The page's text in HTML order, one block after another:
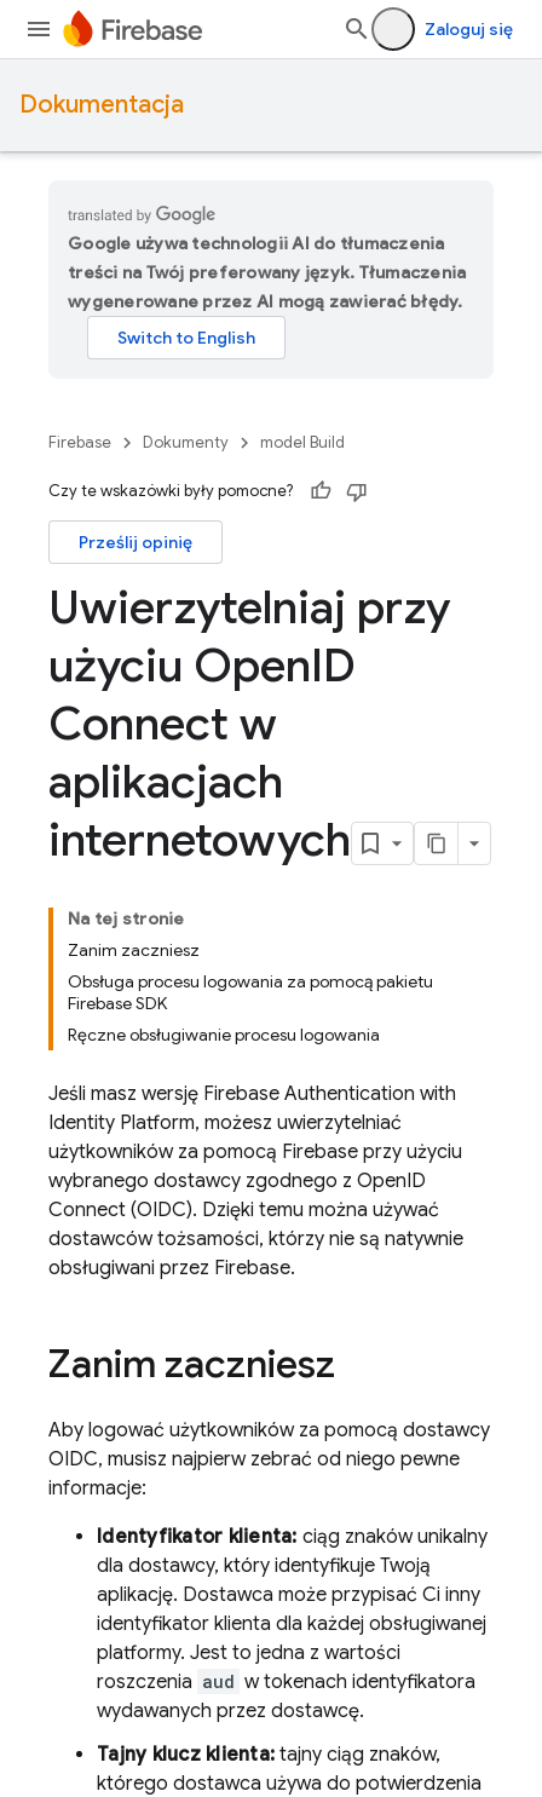
Zaloguj się
Dokumentacja
Google używa technologii AI do tłumaczenia
treści na Twój preferowany język. Tłumaczenia
wygenerowane przez AI mogą zawierać błędy.
Firebase Dokumenty model Build
Czy te wskazówki były pomocne?
Prześlij opinię
Uwierzytelniaj przy
użyciu OpenID
Connect w
aplikacjach
internetowych
Na tej stronie
Zanim zaczniesz
Obsługa procesu logowania za pomocą pakietu
Firebase SDK
Ręczne obsługiwanie procesu logowania
Jeśli masz wersję Firebase Authentication with
Identity Platform, możesz uwierzytelniać
użytkowników za pomocą Firebase przy użyciu
wybranego dostawcy zgodnego z OpenID
Connect (OIDC). Dzięki temu można używać
dostawców tożsamości, którzy nie są natywnie
obsługiwani przez Firebase.
Zanim zaczniesz
Aby logować użytkowników za pomocą dostawcy
OIDC, musisz najpierw zebrać od niego pewne
informacje:
Identyfikator klienta: ciąg znaków unikalny
dla dostawcy, który identyfikuje Twoją
aplikację. Dostawca może przypisać Ci inny
identyfikator klienta dla każdej obsługiwanej
platformy. Jest to jedna z wartości
roszczenia aud w tokenach identyfikatora
wydawanych przez dostawcę.
Tajny klucz klienta: tajny ciąg znaków,
którego dostawca używa do potwierdzenia